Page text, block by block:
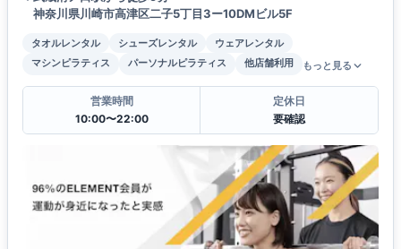
神奈川県川崎市高津区二子5丁目3ー10DMビル5F
タオルレンタル シューズレンタル
ウェアレンタル
マシンピラティス
パーソナルピラティス 他店舗利用 もっと見る
営業時間
10:00〜22:00
定休日
要確認